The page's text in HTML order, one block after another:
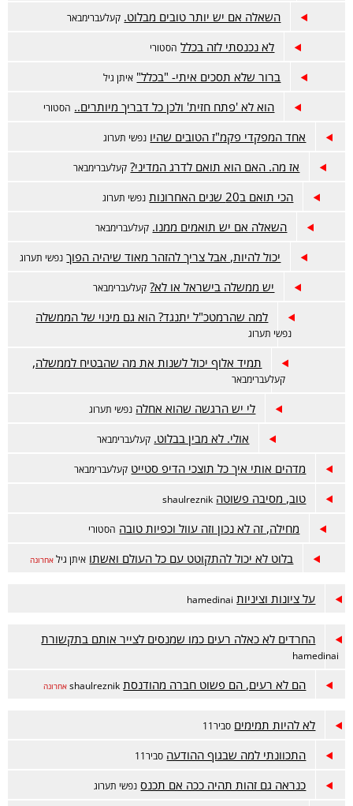
השאלה אם יש יותר טובים מבלוט. קעלעברימבאר
לא נכנסתי לזה בכלל הסטורי
ברור שלא תסכים איתי- "בכלל" איתן גיל
הוא לא 'פתח חזית' ולכן כל דבריך מיותרים.. הסטורי
אחד המפקדי פקמ"ז הטובים שהיו נפשי תערוג
אז מה. האם הוא תואם לדרג המדיני? קעלעברימבאר
הכי תואם ב20 שנים האחרונות נפשי תערוג
השאלה אם יש תואמים ממנו. קעלעברימבאר
יכול להיות, אבל צריך להזהר מאוד שיהיה הפוך נפשי תערוג
יש ממשלה בישראל או לא? קעלעברימבאר
למה שהרמטכ"ל יתנגד? הוא גם מינוי של הממשלה
נפשי תערוג
תמיד אלוף יכול לשנות את מה שהבטיח לממשלה,
קעלעברימבאר
לי יש הרגשה שהוא אחלה נפשי תערוג
אולי. לא מבין בבלוט. קעלעברימבאר
מדהים אותי איך כל תוצכי הדיפ סטייט קעלעברימבאר
טוב, מסיבה פשוטה shaulreznik
מחילה, זה לא נכון וזה עוול וכפיות טובה הסטורי
בלוט לא יכול להתקוטט עם כל העולם ואשתו איתן גיל אחרונה
על ציונות וציניות hamedinai
החרדים לא כאלה רעים כמו שמנסים לצייר אותם בתקשורת
hamedinai
הם לא רעים, הם פשוט חברה מהודנסת shaulreznik אחרונה
לא להיות תמימים סביר11
התכוונתי למה שבגוף ההודעה סביר11
כנראה גם זהות תהיה ככה אם תכנס נפשי תערוג